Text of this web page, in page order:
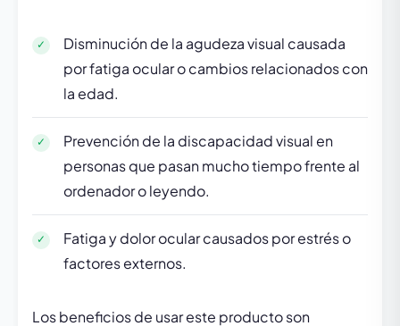
Disminución de la agudeza visual causada
por fatiga ocular o cambios relacionados con
la edad.
Prevención de la discapacidad visual en
personas que pasan mucho tiempo frente al
ordenador o leyendo.
Fatiga y dolor ocular causados por estrés o
factores externos.
Los beneficios de usar este producto son